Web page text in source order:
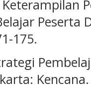
Peserta
175.
Kencana.